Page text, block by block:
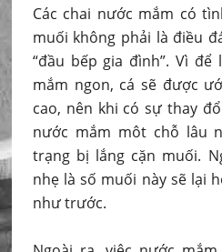
Các chai nước mắm có
muối không phải là điều
“đầu bếp gia đình”. Vì
mắm ngon, cá sẽ được
cao, nên khi có sự thay
nước mắm môt chỗ lâu
trạng bị lắng cặn muối.
nhẹ là số muối này sẽ lại
như trước.